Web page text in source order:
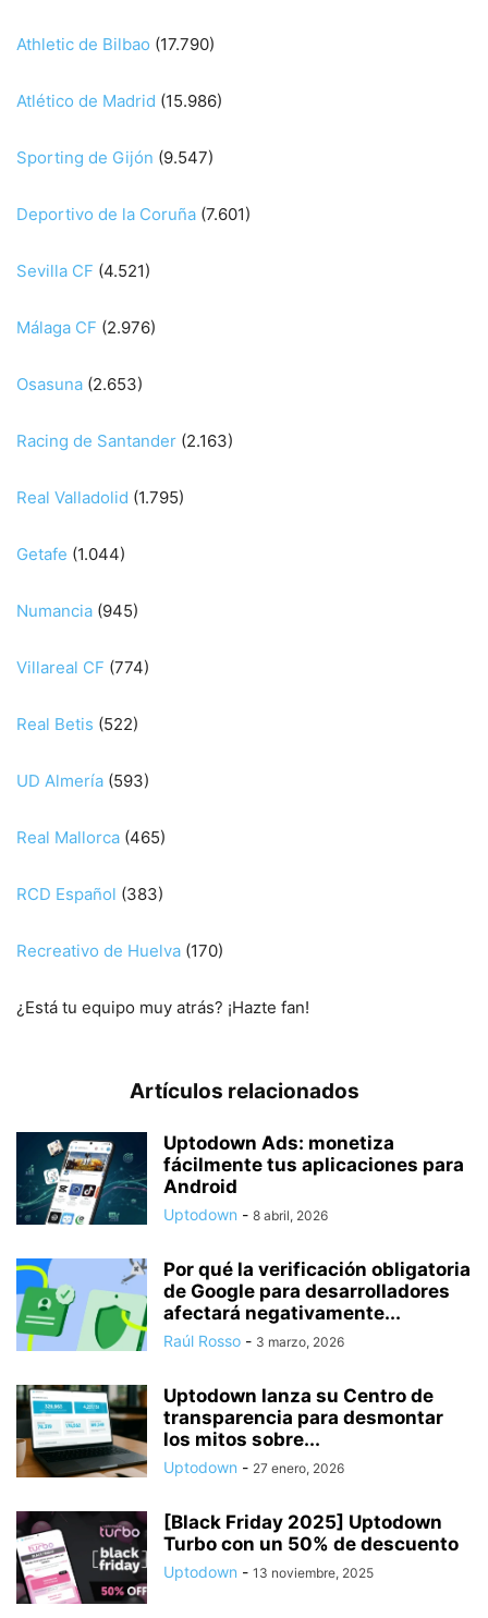
Athletic de Bilbao (17.790)
Atlético de Madrid (15.986)
Sporting de Gijón (9.547)
Deportivo de la Coruña (7.601)
Sevilla CF (4.521)
Málaga CF (2.976)
Osasuna (2.653)
Racing de Santander (2.163)
Real Valladolid (1.795)
Getafe (1.044)
Numancia (945)
Villareal CF (774)
Real Betis (522)
UD Almería (593)
Real Mallorca (465)
RCD Español (383)
Recreativo de Huelva (170)
¿Está tu equipo muy atrás? ¡Hazte fan!
Artículos relacionados
Uptodown Ads: monetiza
fácilmente tus aplicaciones para
Android
Uptodown - 8 abril, 2026
Por qué la verificación obligatoria
de Google para desarrolladores
afectará negativamente...
Raúl Rosso - 3 marzo, 2026
Uptodown lanza su Centro de
transparencia para desmontar
los mitos sobre...
Uptodown - 27 enero, 2026
[Black Friday 2025] Uptodown
Turbo con un 50% de descuento
Uptodown - 13 noviembre, 2025